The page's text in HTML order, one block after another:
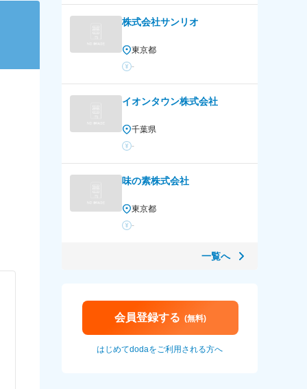
株式会社サンリオ
東京都
-
イオンタウン株式会社
千葉県
-
味の素株式会社
東京都
-
一覧へ
会員登録する (無料)
はじめてdodaをご利用される方へ